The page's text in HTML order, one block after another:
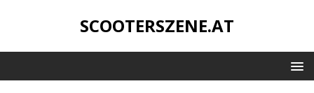
SCOOTERSZENE.AT